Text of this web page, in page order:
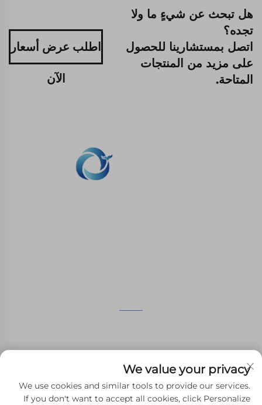
هل تبحث عن شيءٍ ما ولا
تجده؟
اتصل بمستشارينا للحصول
على مزيد من المنتجات
المتاحة.
اطلب عرض أسعار
الآن
[email protected]
We value your privacy
We use cookies and similar tools to provide our services.
If you don't want to accept all cookies, click Personalize